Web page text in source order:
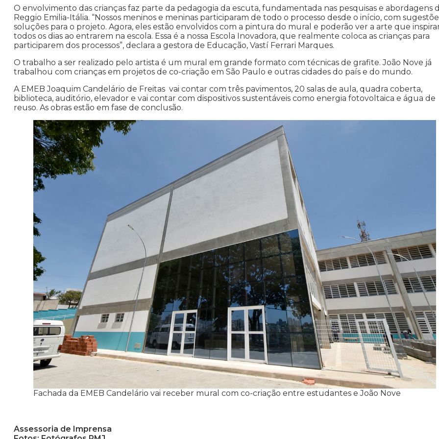
O envolvimento das crianças faz parte da pedagogia da escuta, fundamentada nas pesquisas e abordagens
Reggio Emilia-Itália. “Nossos meninos e meninas participaram de todo o processo desde o início, com
soluções para o projeto. Agora, eles estão envolvidos com a pintura do mural e poderão ver a arte que
todos os dias ao entrarem na escola. Essa é a nossa Escola Inovadora, que realmente coloca as crianças para
participarem dos processos”, declara a gestora de Educação, Vastí Ferrari Marques.
O trabalho a ser realizado pelo artista é um mural em grande formato com técnicas de grafite. João Nove já
trabalhou com crianças em projetos de co-criação em São Paulo e outras cidades do país e do mundo.
A EMEB Joaquim Candelário de Freitas vai contar com três pavimentos, 20 salas de aula, quadra coberta,
biblioteca, auditório, elevador e vai contar com dispositivos sustentáveis como energia fotovoltaica e água de
reuso. As obras estão em fase de conclusão.
Fachada da EMEB Candelário vai receber mural com co-criação entre estudantes e João Nove
Assessoria de Imprensa